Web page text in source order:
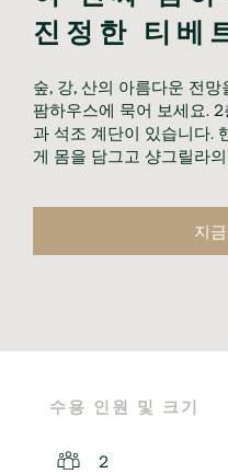
진정한 티베
숲, 강, 산의 아름다운 전
팜하우스에 묵어 보세요.
과 석조 계단이 있습니다.
게 몸을 담그고 샹그릴라
지
수용 인원 및 크기
2